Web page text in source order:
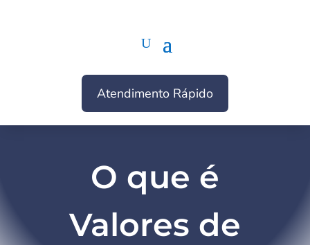
Atendimento Rápido
O que é
Valores de